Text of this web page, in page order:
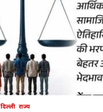
दिल्ली राज्य